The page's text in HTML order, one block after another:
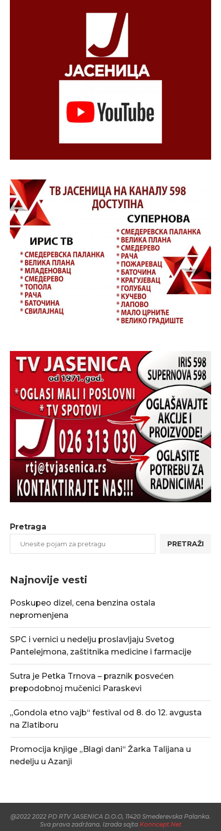
Pretraga
PRETRAŽI
Najnovije vesti
Poskupeo dizel, cena benzina ostala
nepromenjena
SPC i vernici u nedelju proslavljaju Svetog
Pantelejmona, zaštitnika medicine i farmacije
Sutra je Petka Trnova – praznik posvećen
prepodobnoj mučenici Paraskevi
„Gondola etno vajb“ festival od 8. do 12. avgusta
na Zlatiboru
Promocija knjige „Blagi dani“ Žarka Talijana u
nedelju u Azanji
@2022 2022 PD RTV JASENICA D.O.O, 11420 Smederevska Palanka.
Sva prava zadržana. Izrada sajta Konncept.Net